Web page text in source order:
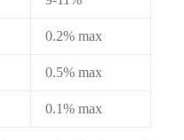
0.2% max
0.5% max
0.1% max